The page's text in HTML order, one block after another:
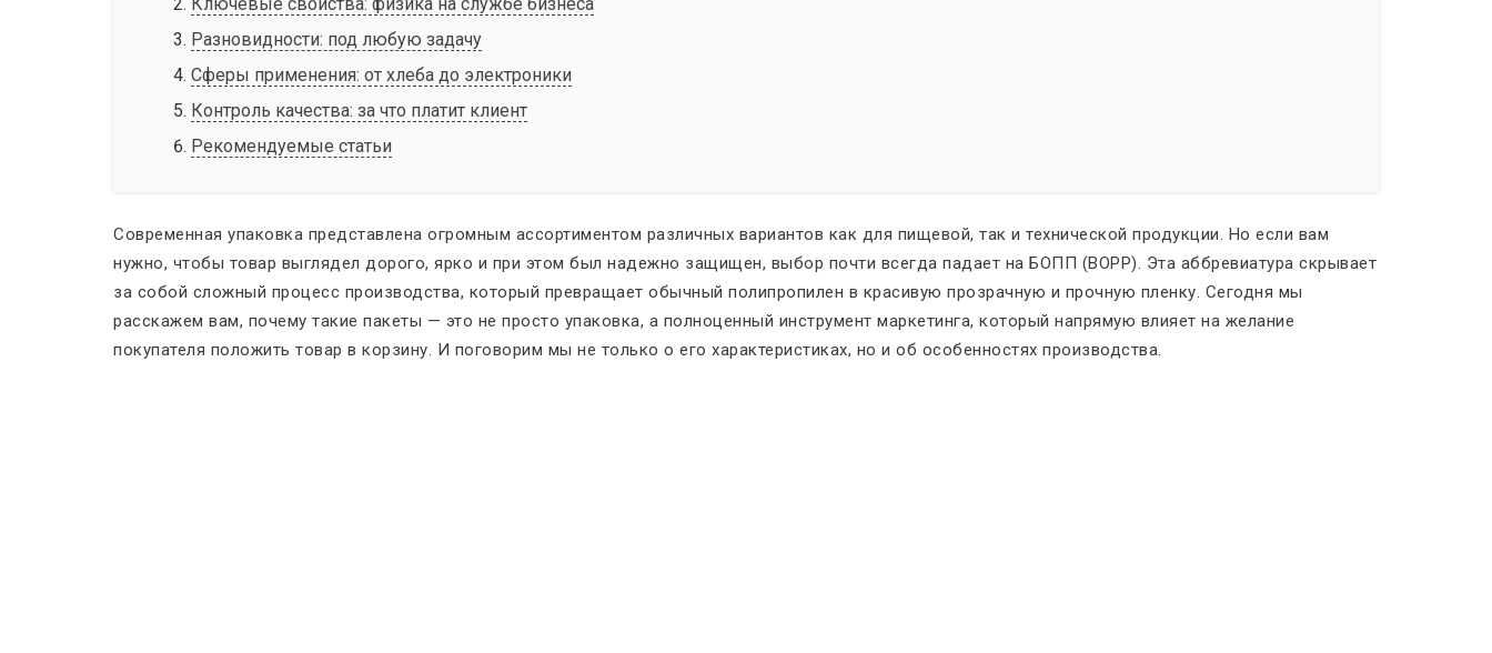
Разновидности: под любую задачу
Сферы применения: от хлеба до электроники
Контроль качества: за что платит клиент
Рекомендуемые статьи
Современная упаковка представлена огромным ассортиментом различных вариантов как для пищевой, так и технической продукции. Но если вам
нужно, чтобы товар выглядел дорого, ярко и при этом был надежно защищен, выбор почти всегда падает на БОПП (BOPP). Эта аббревиатура скрывает
за собой сложный процесс производства, который превращает обычный полипропилен в красивую прозрачную и прочную пленку. Сегодня мы
расскажем вам, почему такие пакеты — это не просто упаковка, а полноценный инструмент маркетинга, который напрямую влияет на желание
покупателя положить товар в корзину. И поговорим мы не только о его характеристиках, но и об особенностях производства.